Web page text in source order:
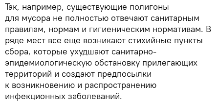
Так, например, существующие полигоны
для мусора не полностью отвечают санитарным
правилам, нормам и гигиеническим нормативам. В
ряде мест все еще возникают стихийные пункты
сбора, которые ухудшают санитарно-
эпидемиологическую обстановку прилегающих
территорий и создают предпосылки
к возникновению и распространению
инфекционных заболеваний.